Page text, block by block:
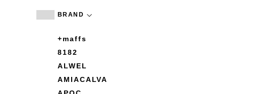
BRAND
+maffs
8182
ALWEL
AMIACALVA